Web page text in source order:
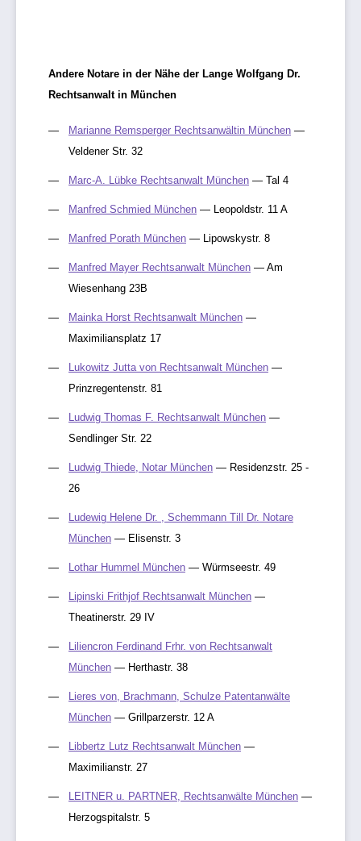
Andere Notare in der Nähe der Lange Wolfgang Dr.
Rechtsanwalt in München
Marianne Remsperger Rechtsanwältin München —
Veldener Str. 32
Marc-A. Lübke Rechtsanwalt München — Tal 4
Manfred Schmied München — Leopoldstr. 11 A
Manfred Porath München — Lipowskystr. 8
Manfred Mayer Rechtsanwalt München — Am
Wiesenhang 23B
Mainka Horst Rechtsanwalt München —
Maximiliansplatz 17
Lukowitz Jutta von Rechtsanwalt München —
Prinzregentenstr. 81
Ludwig Thomas F. Rechtsanwalt München —
Sendlinger Str. 22
Ludwig Thiede, Notar München — Residenzstr. 25 -
26
Ludewig Helene Dr. , Schemmann Till Dr. Notare
München — Elisenstr. 3
Lothar Hummel München — Würmseestr. 49
Lipinski Frithjof Rechtsanwalt München —
Theatinerstr. 29 IV
Liliencron Ferdinand Frhr. von Rechtsanwalt
München — Herthastr. 38
Lieres von, Brachmann, Schulze Patentanwälte
München — Grillparzerstr. 12 A
Libbertz Lutz Rechtsanwalt München —
Maximilianstr. 27
LEITNER u. PARTNER, Rechtsanwälte München —
Herzogspitalstr. 5